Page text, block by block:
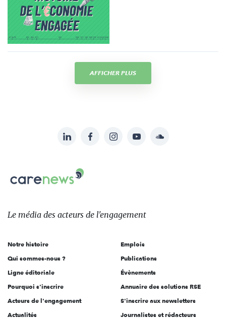
AFFICHER PLUS
sur:
LinkedInFacebookInstagramYouTubeSoundcloud
Le
des
l'engagement
Le média des acteurs de l'engagement
Notre histoire
Qui sommes-nous ?
Ligne éditoriale
Pourquoi s'inscrire
Acteurs de l'engagement
Actualités
Emplois
Publications
Évènements
Annuaire des solutions RSE
S'inscrire aux newsletters
Journalistes et rédacteurs